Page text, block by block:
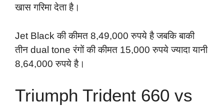
खास गरिमा देता है।
Jet Black की कीमत 8,49,000 रुपये है जबकि बाकी
तीन dual tone रंगों की कीमत 15,000 रुपये ज्यादा यानी
8,64,000 रुपये है।
Triumph Trident 660 vs